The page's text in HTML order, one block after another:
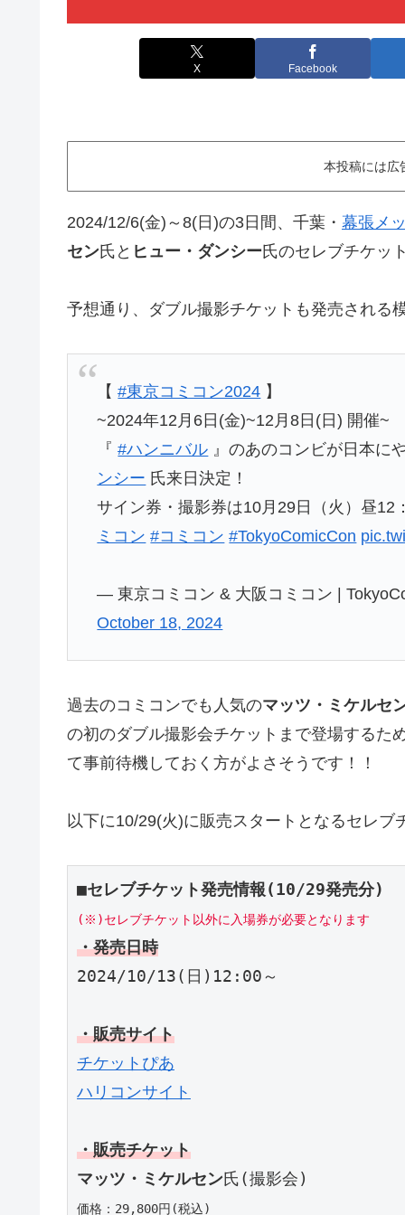
X Facebook
本投稿には広
2024/12/6(金)～8(日)の3日間、千葉・ 幕張メ
セン氏と ヒュー・ダンシー氏のセレブチケッ
予想通り、ダブル撮影チケットも発売される
【#東京コミコン2024 】
~2024年12月6日(金)~12月8日(日) 開催~
『#ハンニバル 』のあのコンビが日本に
ンシー 氏来日決定！
サイン券・撮影券は10月29日（火）昼12
ミコン #コミコン #TokyoComicCon
— 東京コミコン & 大阪コミコン |
October 18, 2024
過去のコミコンでも人気のマッツ・ミケルセ
の初のダブル撮影会チケットまで登場するた
て事前待機しておく方がよさそうです！！
以下に10/29(火)に販売スタートとなるセレブ
■セレブチケット発売情報(10/29発売分)
(※)セレブチケット以外に入場券が必要となります
・発売日時
2024/10/13(日)12:00～
・販売サイト
チケットぴあ
ハリコンサイト
・販売チケット
マッツ・ミケルセン氏(撮影会)
価格：29,800円(税込)